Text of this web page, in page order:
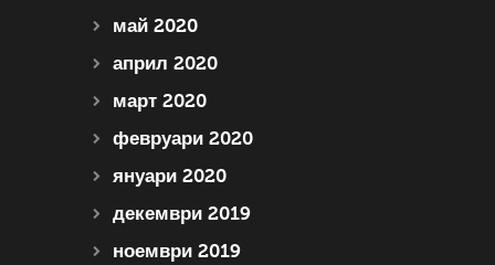
май 2020
април 2020
март 2020
февруари 2020
януари 2020
декември 2019
ноември 2019